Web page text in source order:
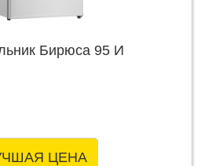
Бирюса 95 И
ЦЕНА